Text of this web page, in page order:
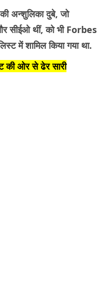
अन्शुलिका दुबे, जो
सीईओ थीं, को भी Forbes
में शामिल किया गया था.
की ओर से ढेर सारी